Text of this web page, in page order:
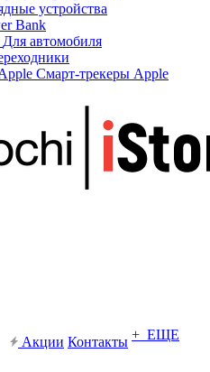
устройства
Bank
Для автомобиля
Смарт-трекеры Apple
Акции Контакты + ЕЩЕ